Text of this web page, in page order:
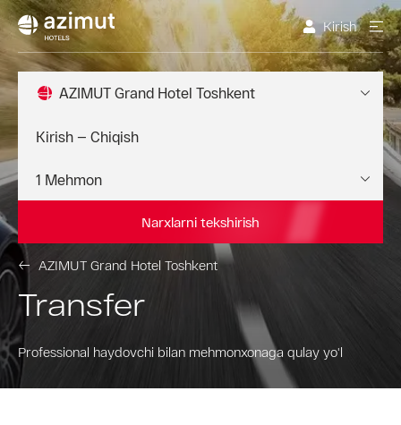
Kirish
AZIMUT Grand Hotel Toshkent
Narxlarni tekshirish
AZIMUT Grand Hotel Toshkent
Transfer
Professional haydovchi bilan mehmonxonaga qulay yo'l